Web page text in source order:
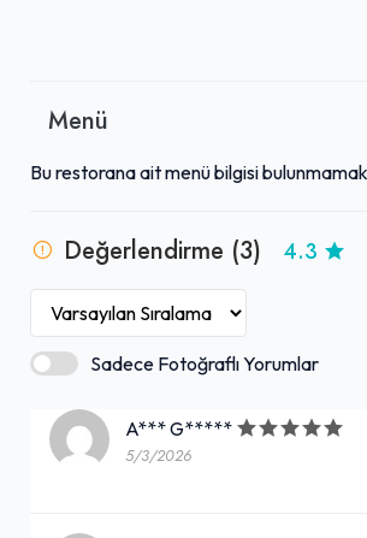
tanığı olmuştur. Bölge, UNESCO Dünya
ve cam teras gibi modern çekim
kültür ve yerel yaşamın iç içe geçtiği bu
duraktır.
Menü
Bu restorana ait menü bilgisi
Değerlendirme (3) 4.3
Sadece Fotoğraflı Yorumlar
A*** G*****
5/3/2026